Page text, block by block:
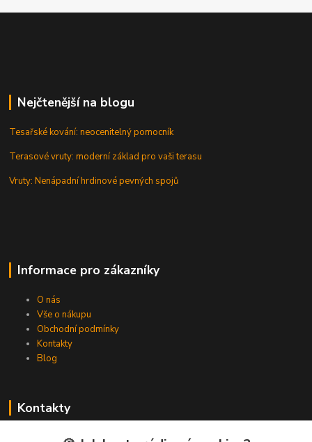
Nejčtenější na blogu
Tesařské kování: neocenitelný pomocník
Terasové vruty: moderní základ pro vaši terasu
Vruty: Nenápadní hrdinové pevných spojů
Informace pro zákazníky
O nás
Vše o nákupu
Obchodní podmínky
Kontakty
Blog
Kontakty
Zákaznická podpora Spojovat.cz